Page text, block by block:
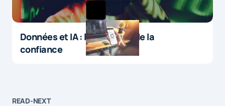
Données et IA : le paradoxe de la
confiance
READ-NEXT